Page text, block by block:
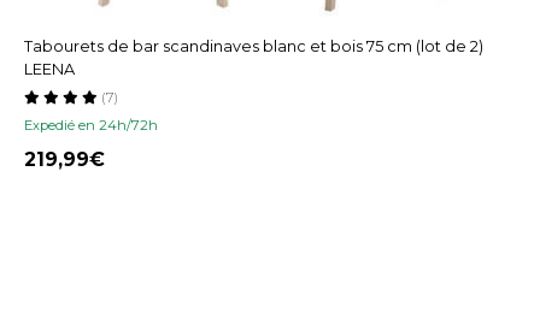
Tabourets de bar scandinaves blanc et bois 75 cm (lot de 2)
LEENA
Expedié en 24h/72h
(7)
219,99